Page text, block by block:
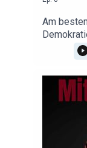
Am
auch ein
Schulen